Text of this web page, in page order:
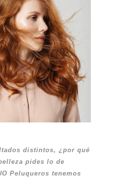
distintos, ¿por qué
pides lo de
Peluqueros tenemos